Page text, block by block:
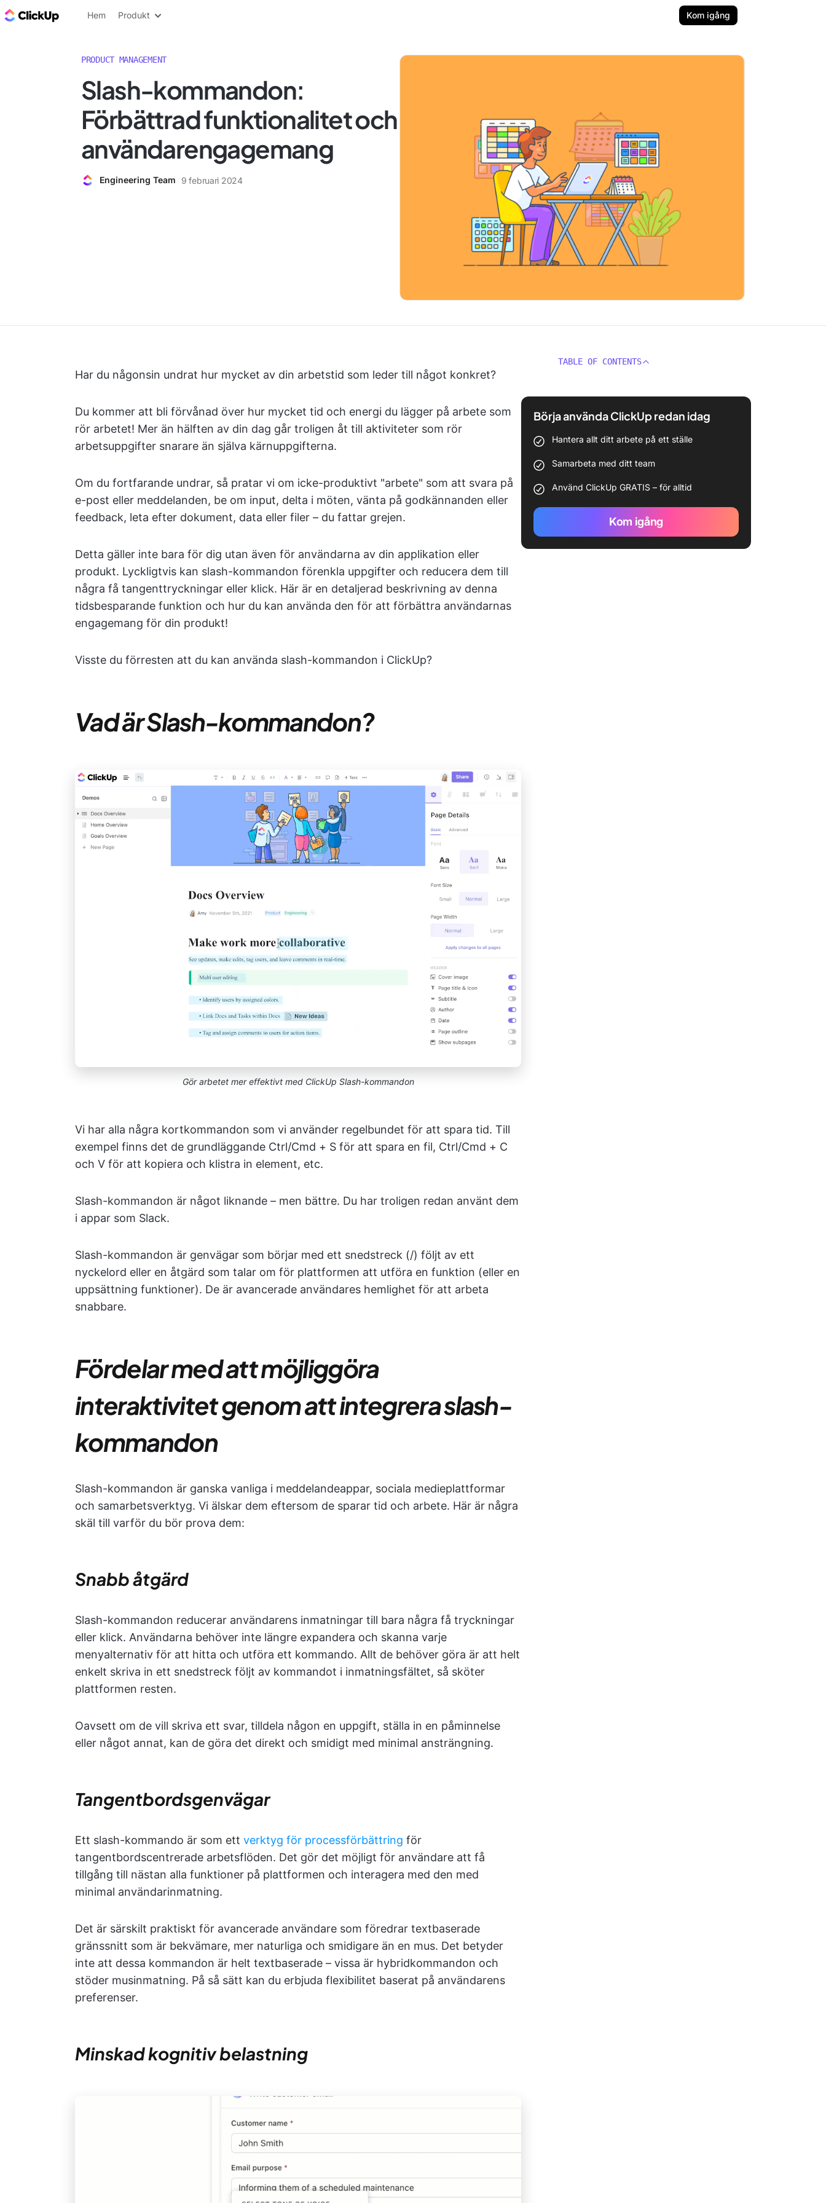
ClickUp-bloggen
Hem Produkt Kom igång
PRODUCT MANAGEMENT
Slash-kommandon:
Förbättrad funktionalitet och
användarengagemang
Engineering Team 9 februari 2024
Har du någonsin undrat hur mycket av din arbetstid som leder till något konkret?
Du kommer att bli förvånad över hur mycket tid och energi du lägger på arbete som
rör arbetet! Mer än hälften av din dag går troligen åt till aktiviteter som rör
arbetsuppgifter snarare än själva kärnuppgifterna.
Om du fortfarande undrar, så pratar vi om icke-produktivt "arbete" som att svara på
e-post eller meddelanden, be om input, delta i möten, vänta på godkännanden eller
feedback, leta efter dokument, data eller filer – du fattar grejen.
Detta gäller inte bara för dig utan även för användarna av din applikation eller
produkt. Lyckligtvis kan slash-kommandon förenkla uppgifter och reducera dem till
några få tangenttryckningar eller klick. Här är en detaljerad beskrivning av denna
tidsbesparande funktion och hur du kan använda den för att förbättra användarnas
engagemang för din produkt!
Visste du förresten att du kan använda slash-kommandon i ClickUp?
Vad är Slash-kommandon?
Gör arbetet mer effektivt med ClickUp Slash-kommandon
Vi har alla några kortkommandon som vi använder regelbundet för att spara tid. Till
exempel finns det de grundläggande Ctrl/Cmd + S för att spara en fil, Ctrl/Cmd + C
och V för att kopiera och klistra in element, etc.
Slash-kommandon är något liknande – men bättre. Du har troligen redan använt dem
i appar som Slack.
Slash-kommandon är genvägar som börjar med ett snedstreck (/) följt av ett
nyckelord eller en åtgärd som talar om för plattformen att utföra en funktion (eller en
uppsättning funktioner). De är avancerade användares hemlighet för att arbeta
snabbare.
Fördelar med att möjliggöra
interaktivitet genom att integrera slash-
kommandon
Slash-kommandon är ganska vanliga i meddelandeappar, sociala medieplattformar
och samarbetsverktyg. Vi älskar dem eftersom de sparar tid och arbete. Här är några
skäl till varför du bör prova dem:
Snabb åtgärd
Slash-kommandon reducerar användarens inmatningar till bara några få tryckningar
eller klick. Användarna behöver inte längre expandera och skanna varje
menyalternativ för att hitta och utföra ett kommando. Allt de behöver göra är att helt
enkelt skriva in ett snedstreck följt av kommandot i inmatningsfältet, så sköter
plattformen resten.
Oavsett om de vill skriva ett svar, tilldela någon en uppgift, ställa in en påminnelse
eller något annat, kan de göra det direkt och smidigt med minimal ansträngning.
Tangentbordsgenvägar
Ett slash-kommando är som ett verktyg för processförbättring för
tangentbordscentrerade arbetsflöden. Det gör det möjligt för användare att få
tillgång till nästan alla funktioner på plattformen och interagera med den med
minimal användarinmatning.
Det är särskilt praktiskt för avancerade användare som föredrar textbaserade
gränssnitt som är bekvämare, mer naturliga och smidigare än en mus. Det betyder
inte att dessa kommandon är helt textbaserade – vissa är hybridkommandon och
stöder musinmatning. På så sätt kan du erbjuda flexibilitet baserat på användarens
preferenser.
Minskad kognitiv belastning
TABLE OF CONTENTS
Börja använda ClickUp redan idag
Hantera allt ditt arbete på ett ställe
Samarbeta med ditt team
Använd ClickUp GRATIS – för alltid
Kom igång